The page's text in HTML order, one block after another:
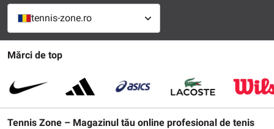
Mărci de top
Tennis Zone – Magazinul tău online profesional de tenis
tennis-zone.ro